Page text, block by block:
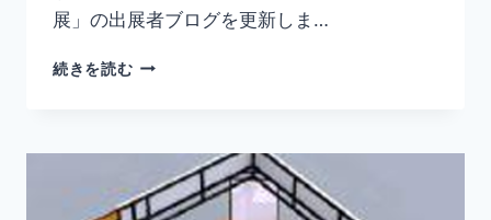
展」の出展者ブログを更新しま…
続きを読む